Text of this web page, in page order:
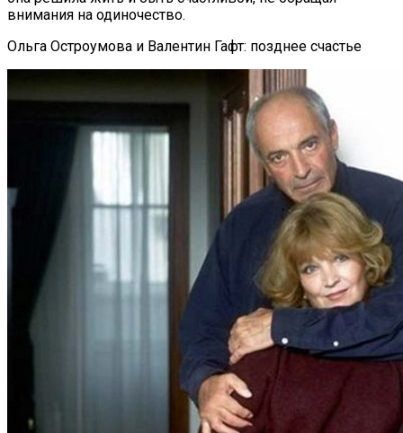
внимания на одиночество.
Ольга Остроумова и Валентин Гафт: позднее счастье